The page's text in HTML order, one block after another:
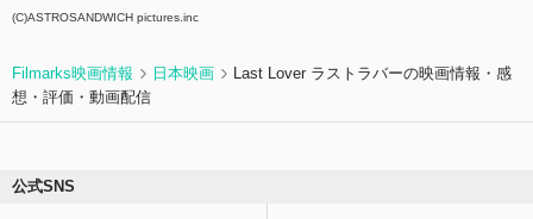
(C)ASTROSANDWICH pictures.inc
Filmarks映画情報 日本映画
Last Lover ラストラバーの映画情報・感
想・評価・動画配信
公式SNS